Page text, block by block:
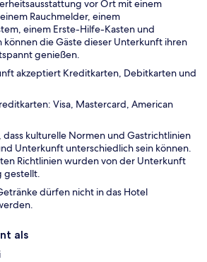
vor Ort mit einem
Rauchmelder, einem
einem Erste-Hilfe-Kasten und
können die Gäste dieser Unterkunft ihren
genießen.
akzeptiert Kreditkarten, Debitkarten und
Visa, Mastercard, American
kulturelle Normen und Gastrichtlinien
Unterkunft unterschiedlich sein können.
Richtlinien wurden von der Unterkunft
gestellt.
dürfen nicht in das Hotel
als